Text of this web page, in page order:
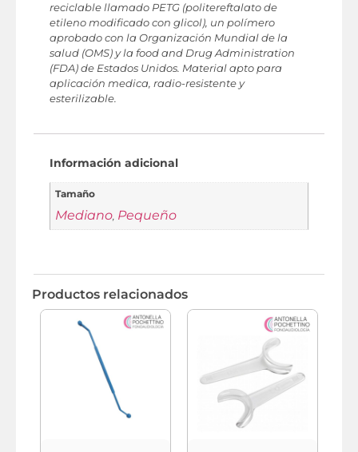
reciclable llamado PETG (politereftalato de
etileno modificado con glicol), un polímero
aprobado con la Organización Mundial de la
salud (OMS) y la food and Drug Administration
(FDA) de Estados Unidos. Material apto para
aplicación medica, radio-resistente y
esterilizable.
Información adicional
Tamaño
Mediano, Pequeño
Productos relacionados